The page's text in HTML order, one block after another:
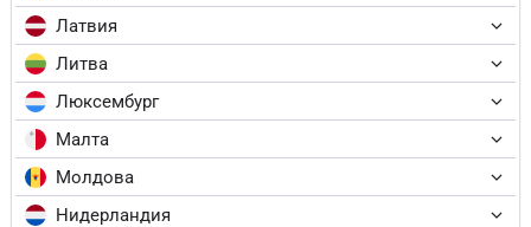
Латвия
Литва
Люксембург
Малта
Молдова
Нидерландия